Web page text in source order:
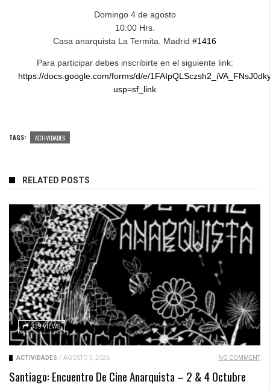
Domingo 4 de agosto
10:00 Hrs.
Casa anarquista La Termita. Madrid #1416
Para participar debes inscribirte en el siguiente link:
https://docs.google.com/forms/d/e/
usp=sf_link
TAGS: ACTIVIDADES
RELATED POSTS
339 VIEWS
ACTIVIDADES / AGOSTO 5, 2026 NO COMMENT
Santiago: Encuentro De Cine Anarquista – 2 & 4 Octubre